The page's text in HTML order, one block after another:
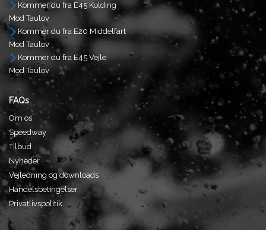
Kommer du fra E45 Kolding
Mod Taulov
Kommer du fra E20 Middelfart
Mod Taulov
Kommer du fra E45 Vejle
Mod Taulov
FAQs
Om os
Speedway
Tilbud
Nyheder
Vejledning og downloads
Handelsbetingelser
Privatlivspolitik